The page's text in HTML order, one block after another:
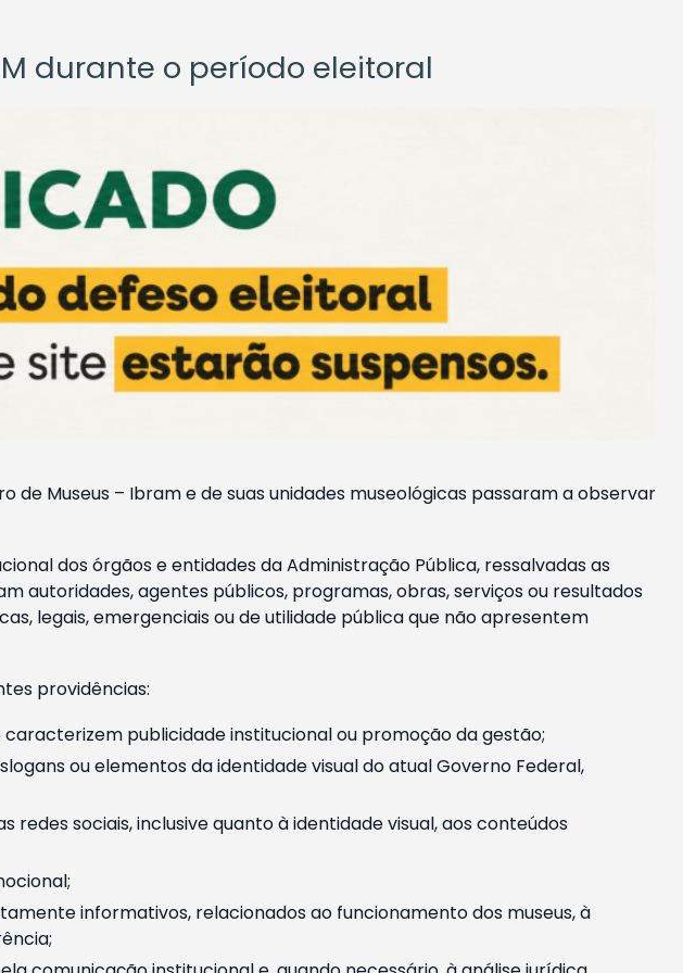
durante o período eleitoral
de Museus – Ibram e de suas unidades museológicas passaram a observar
dos órgãos e entidades da Administração Pública, ressalvadas as
autoridades, agentes públicos, programas, obras, serviços ou resultados
legais, emergenciais ou de utilidade pública que não apresentem
providências:
publicidade institucional ou promoção da gestão;
ou elementos da identidade visual do atual Governo Federal,
sociais, inclusive quanto à identidade visual, aos conteúdos
informativos, relacionados ao funcionamento dos museus, à